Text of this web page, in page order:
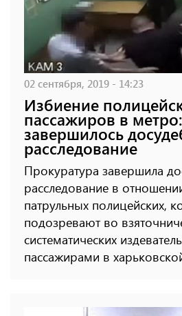
02 сентября, 2019 - 14:23
Избиение
пассажиров в метро:
завершилось
расследование
Прокуратура завершила
расследование в
патрульных полицейских,
подозревают во
систематических
пассажирами в